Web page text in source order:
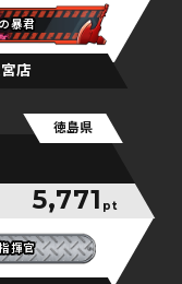
暴君
暴君
暴君
店
徳島県
5,771 pt
揮官
揮官
揮官